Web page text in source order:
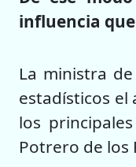
influencia
La ministra
estadísticos el
los
Potrero de los